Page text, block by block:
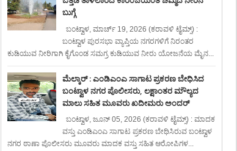
ಬುಗ್ಗೆ
ಬಂಟ್ವಾಳ, ಮಾರ್ಚ್ 19, 2026 (ಕರಾವಳಿ ಟೈಮ್ಸ್) :
ಬಂಟ್ವಾಳ ಪುರಸಭಾ ವ್ಯಾಪ್ತಿಯ ನಗರಗಳಿಗೆ ನಿರಂತರ
ಕುಡಿಯುವ ನೀರಿಗಾಗಿ ಕೈಗೊಂಡ ಸಮಗ್ರ ಕುಡಿಯುವ ನೀರು ಯೋಜನೆಯ ಮೈನ...
ಮೆಲ್ಕಾರ್ : ಎಂಡಿಎಂಎ ಸಾಗಾಟ ಪ್ರಕರಣ ಬೇಧಿಸಿದ
ಬಂಟ್ವಾಳ ನಗರ ಪೊಲೀಸರು, ಲಕ್ಷಾಂತರ ಮೌಲ್ಯದ
ಮಾಲು ಸಹಿತ ಮೂವರು ಖದೀಮರು ಅಂದರ್
ಬಂಟ್ವಾಳ, ಜೂನ್ 05, 2026 (ಕರಾವಳಿ ಟೈಮ್ಸ್) : ಮಾದಕ
ವಸ್ತು ಎಂಡಿಎಂಎ ಸಾಗಾಟ ಪ್ರಕರಣ ಬೇಧಿಸಿರುವ ಬಂಟ್ವಾಳ
ನಗರ ಠಾಣಾ ಪೊಲೀಸರು ಮೂವರು ಮಾದಕ ವಸ್ತು ಸಹಿತ ಆರೋಪಿಗಳ...